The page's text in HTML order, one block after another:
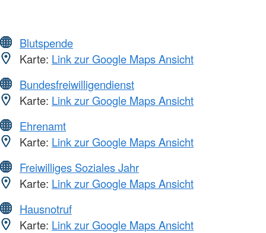
Blutspende
Karte: Link zur Google Maps Ansicht
Bundesfreiwilligendienst
Karte: Link zur Google Maps Ansicht
Ehrenamt
Karte: Link zur Google Maps Ansicht
Freiwilliges Soziales Jahr
Karte: Link zur Google Maps Ansicht
Hausnotruf
Karte: Link zur Google Maps Ansicht